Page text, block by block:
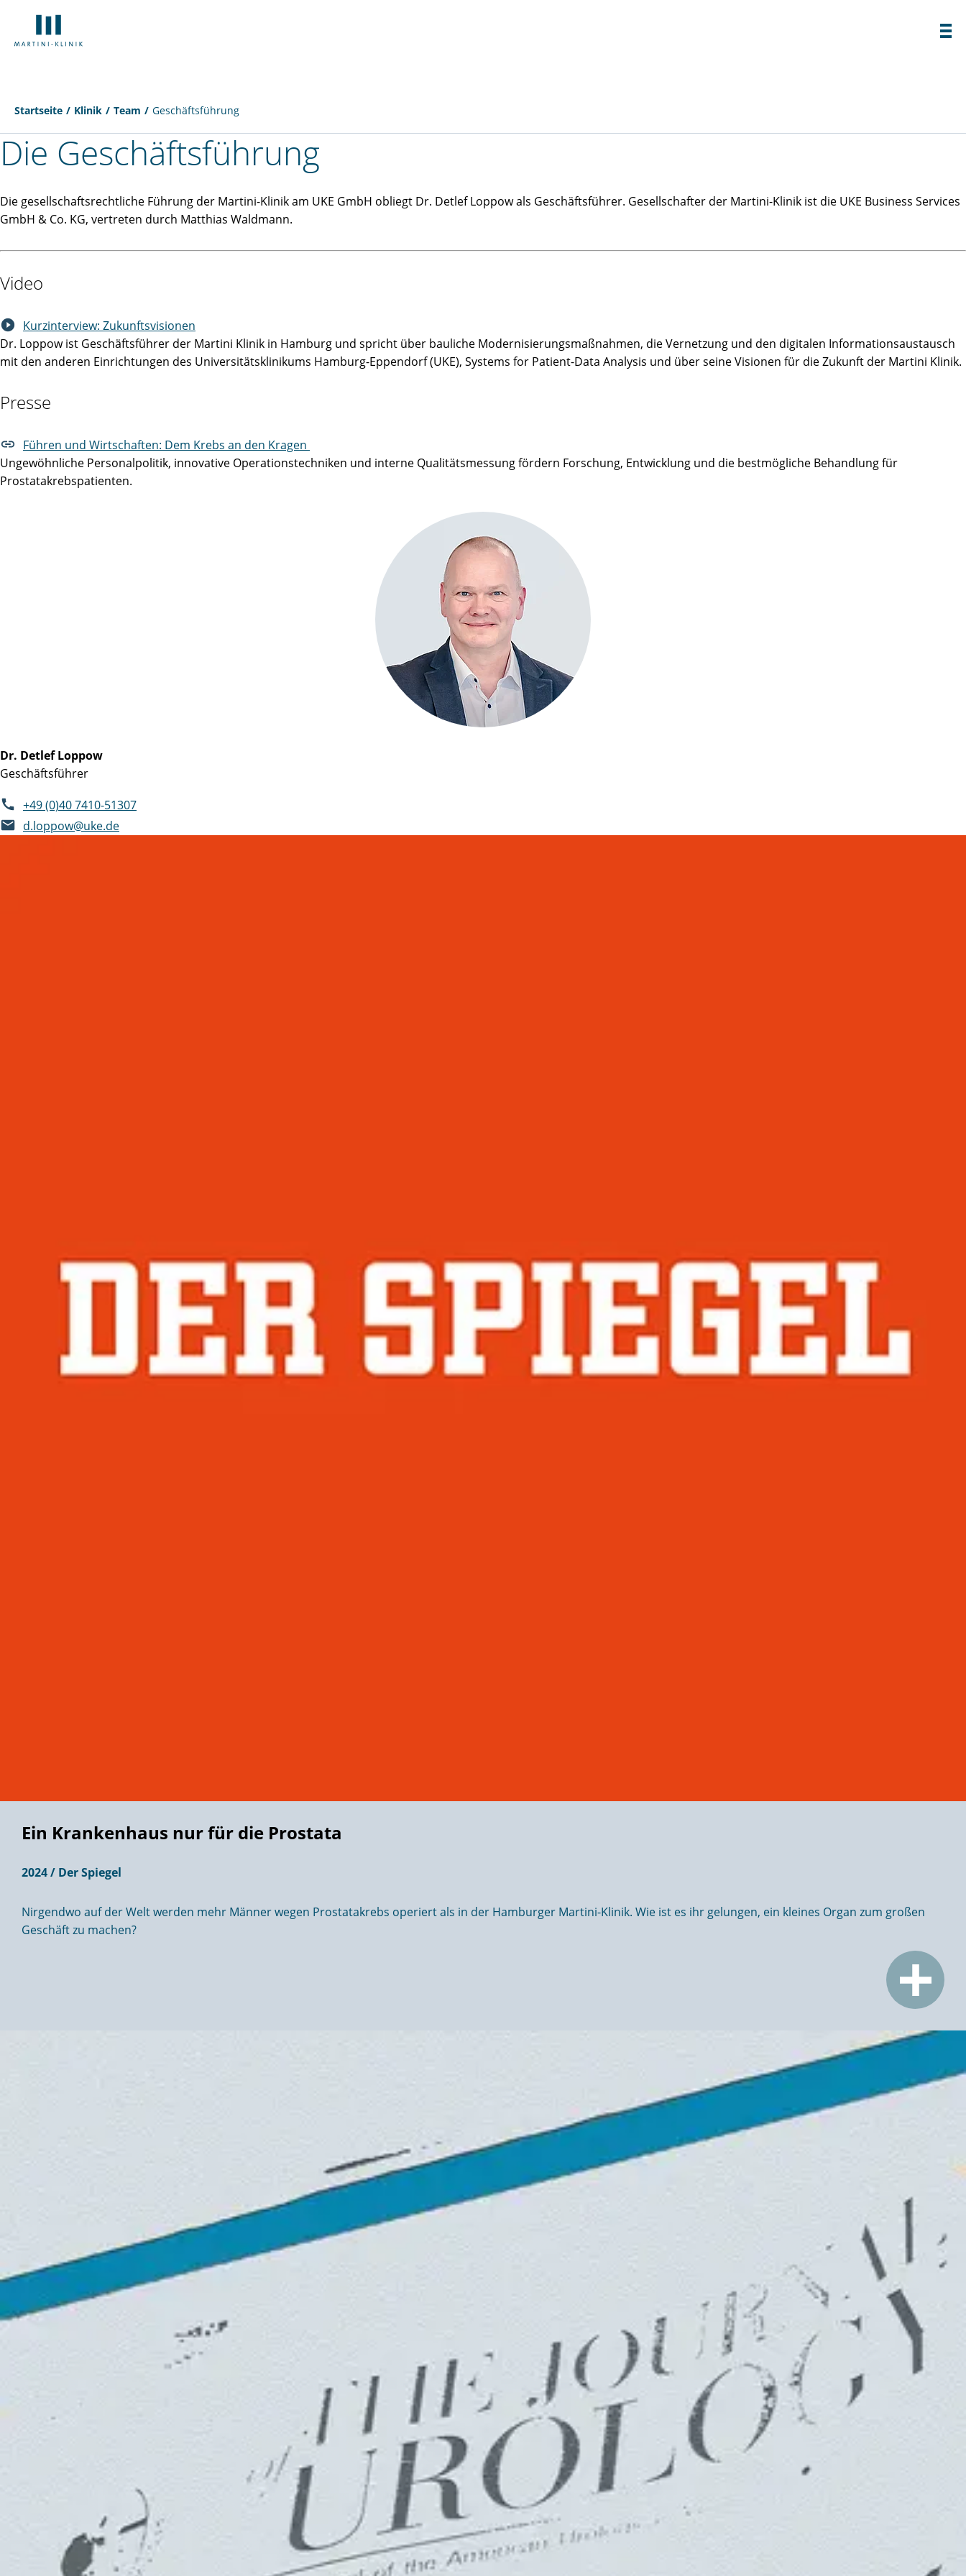
Startseite Klinik Team Geschäftsführung
Die Geschäfts­führung
Die gesellschaftsrechtliche Führung der Martini-Klinik am UKE GmbH obliegt Dr. Detlef Loppow als Geschäftsführer. Gesellschafter der Martini-Klinik ist die UKE Business Services
GmbH & Co. KG, vertreten durch Matthias Waldmann.
Video
Kurzinterview: Zukunftsvisionen
Dr. Loppow ist Geschäftsführer der Martini Klinik in Hamburg und spricht über bauliche Modernisierungsmaßnahmen, die Vernetzung und den digitalen Informationsaustausch
mit den anderen Einrichtungen des Universitätsklinikums Hamburg-Eppendorf (UKE), Systems for Patient-Data Analysis und über seine Visionen für die Zukunft der Martini Klinik.
Presse
Führen und Wirtschaften: Dem Krebs an den Kragen
Ungewöhnliche Personalpolitik, innovative Operationstechniken und interne Qualitätsmessung fördern Forschung, Entwicklung und die bestmögliche Behandlung für
Prostatakrebspatienten.
Dr. Detlef Loppow
Geschäftsführer
+49 (0)40 7410-51307
d.loppow@uke.de
Ein Krankenhaus nur für die Prostata
2024 / Der Spiegel
Nirgendwo auf der Welt werden mehr Männer wegen Prostatakrebs operiert als in der Hamburger Martini-Klinik. Wie ist es ihr gelungen, ein kleines Organ zum großen
Geschäft zu machen?